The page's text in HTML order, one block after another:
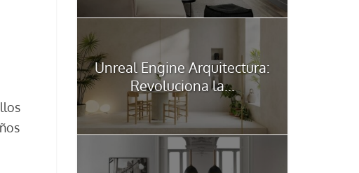
Unreal Engine Arquitectura:
Revoluciona la...